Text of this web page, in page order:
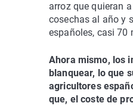
arroz que quieran
cosechas al año y
españoles, casi 70
Ahora mismo, los
blanquear, lo que
agricultores
que, el coste de